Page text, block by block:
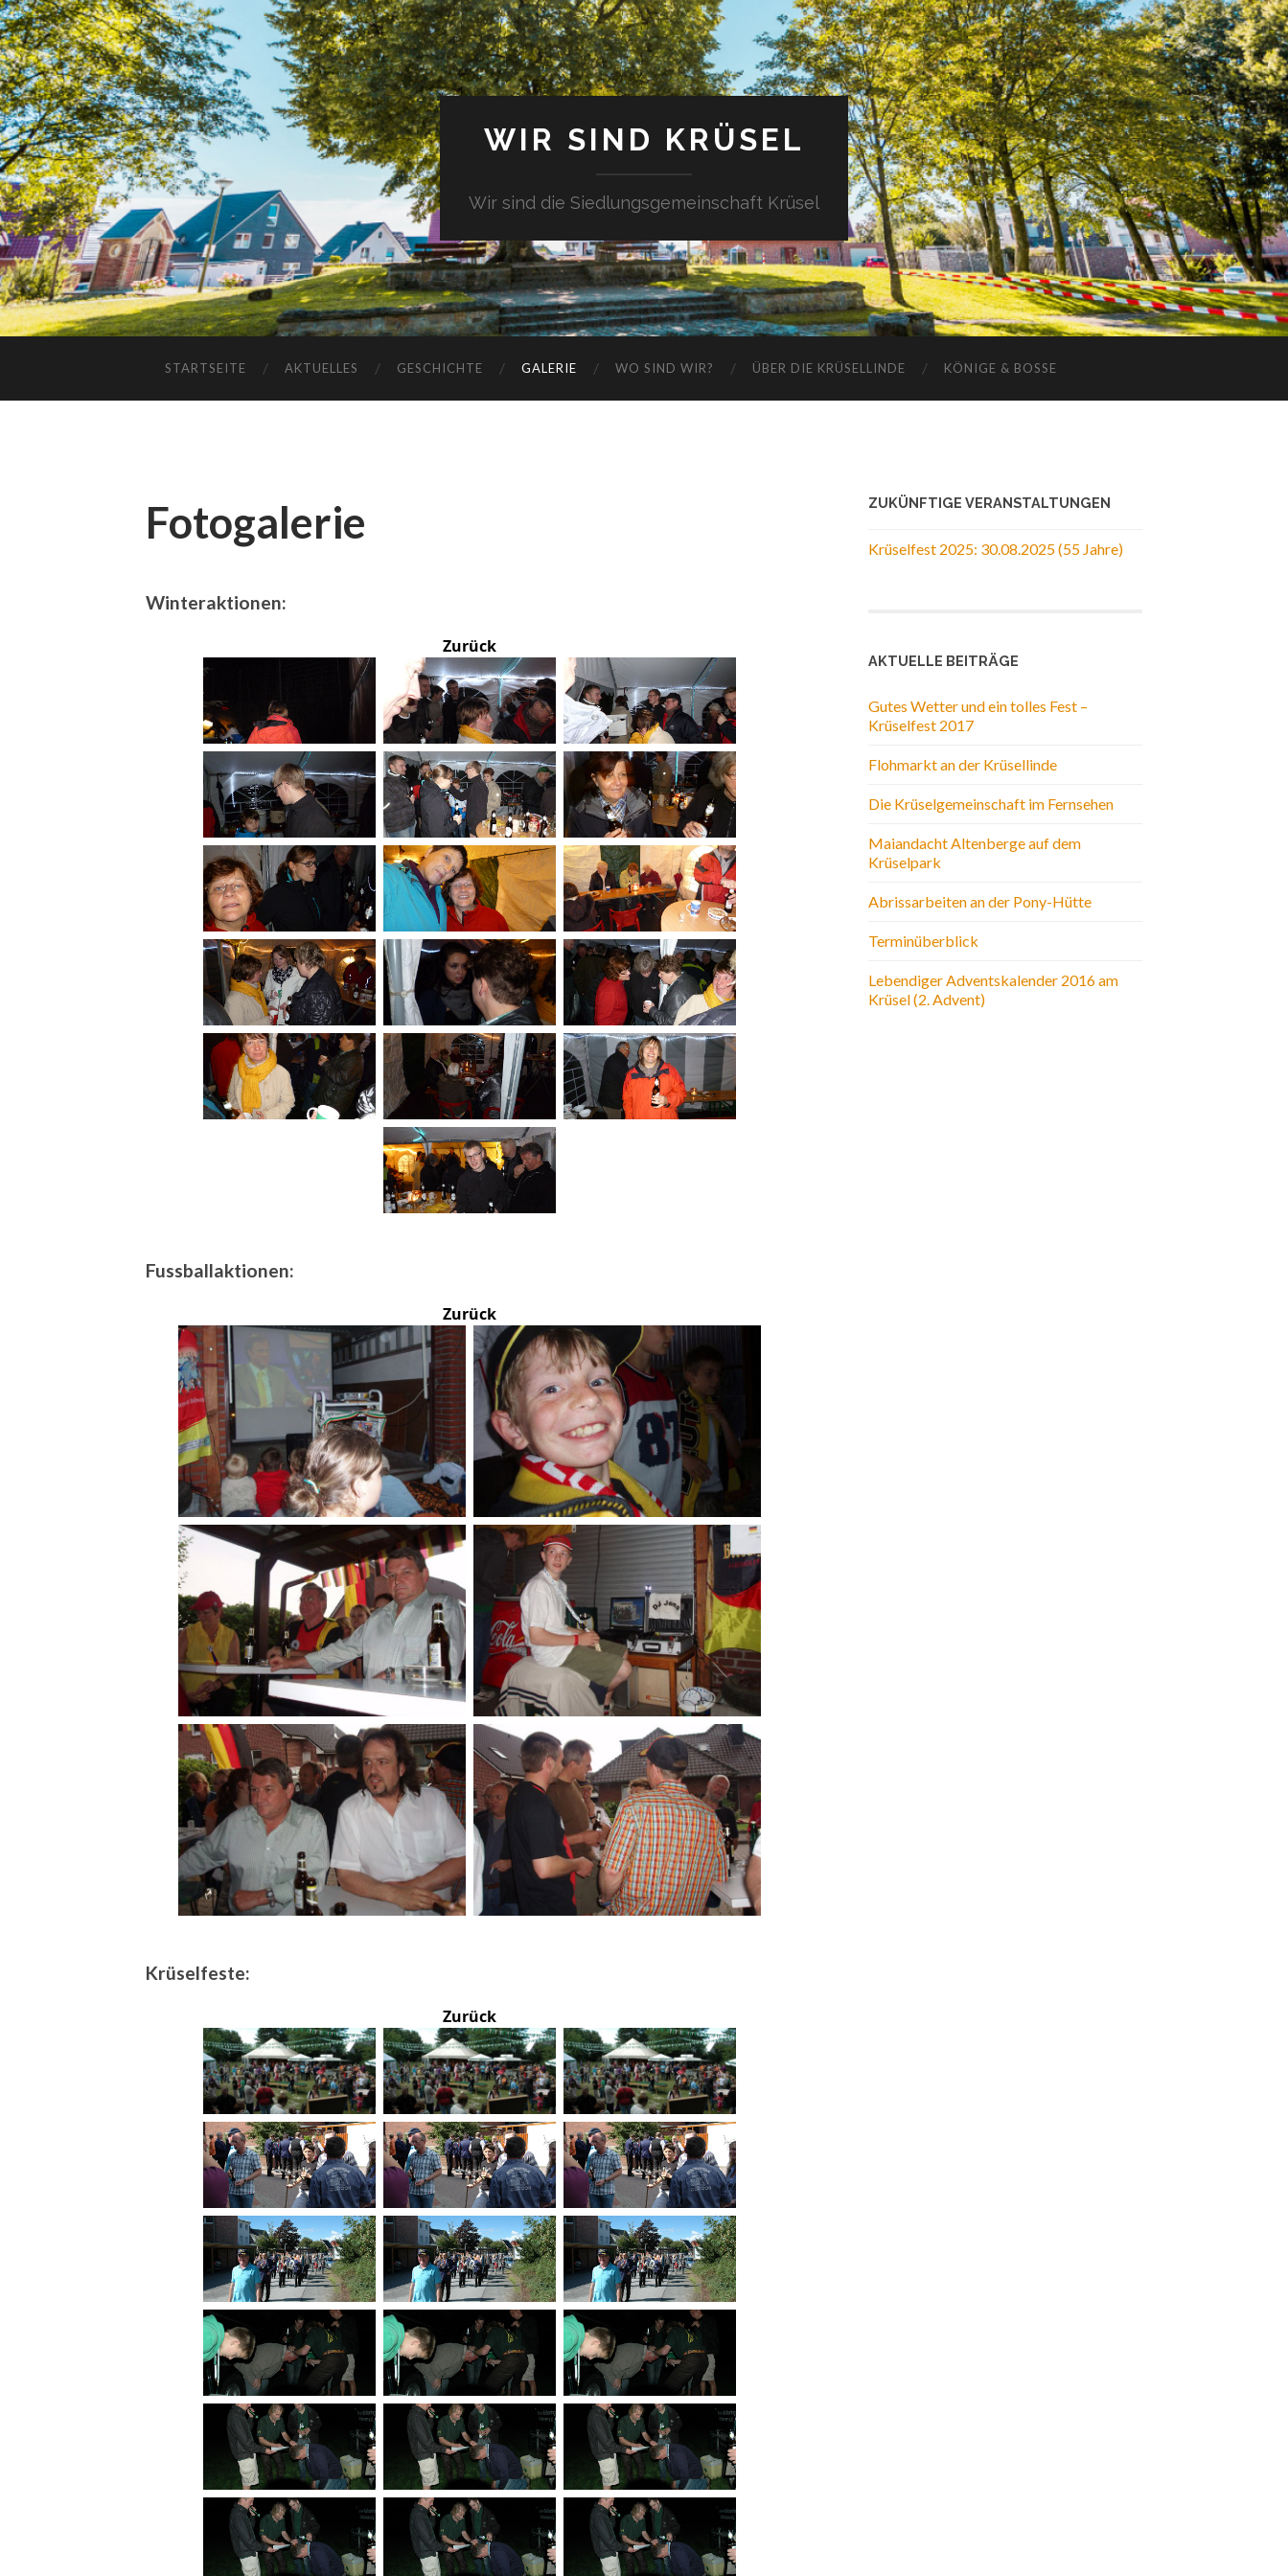
WIR SIND KRÜSEL
Wir sind die Siedlungsgemeinschaft Krüsel
STARTSEITE AKTUELLES GESCHICHTE GALERIE WO SIND WIR? ÜBER DIE KRÜSELLINDE KÖNIGE & BOSSE
Fotogalerie
Winteraktionen:
Zurück
Fussballaktionen:
Zurück
Krüselfeste:
Zurück
ZUKÜNFTIGE VERANSTALTUNGEN
Krüselfest 2025: 30.08.2025 (55 Jahre)
AKTUELLE BEITRÄGE
Gutes Wetter und ein tolles Fest –
Krüselfest 2017
Flohmarkt an der Krüsellinde
Die Krüselgemeinschaft im Fernsehen
Maiandacht Altenberge auf dem
Krüselpark
Abrissarbeiten an der Pony-Hütte
Terminüberblick
Lebendiger Adventskalender 2016 am
Krüsel (2. Advent)